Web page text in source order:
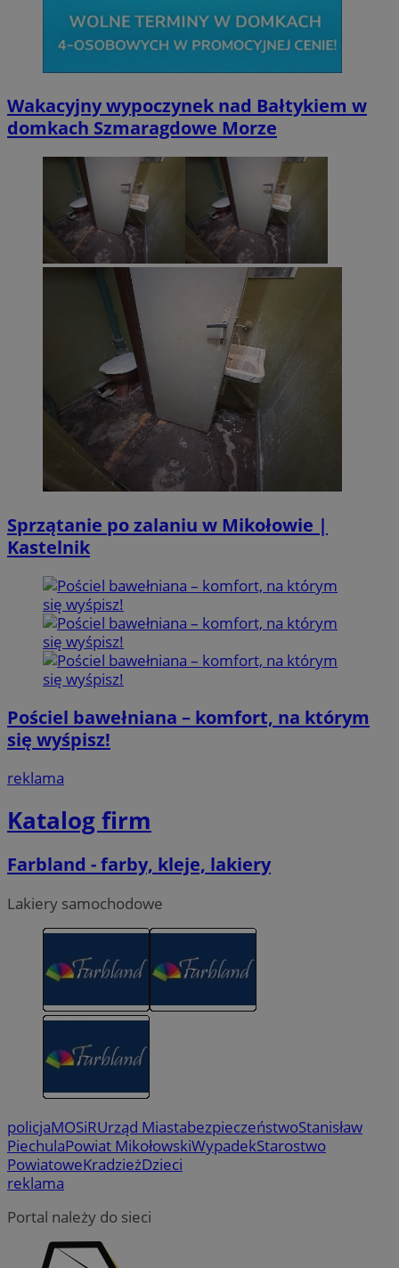
Wakacyjny wypoczynek nad Bałtykiem w
domkach Szmaragdowe Morze
Sprzątanie po zalaniu w Mikołowie |
Kastelnik
Pościel bawełniana – komfort, na którym
się wyśpisz!
reklama
Katalog firm
Farbland - farby, kleje, lakiery
Lakiery samochodowe
policjaMOSiRUrząd MiastabezpieczeństwoStanisław
PiechulaPowiat MikołowskiWypadekStarostwo
PowiatoweKradzieżDzieci
reklama
Portal należy do sieci